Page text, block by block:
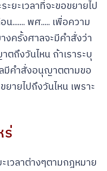
ยะเวลาที่จะขอขยายไป
อน……. พศ….. เพื่อความ
งครั้งศาลจะมีคำสั่งว่า
ถึงวันไหน ถ้าเราระบุ
ลมีคำสั่งอนุญาตตามขอ
ยายไปถึงวันไหน เพราะ
ร่
เวลาต่างๆตามกฎหมาย